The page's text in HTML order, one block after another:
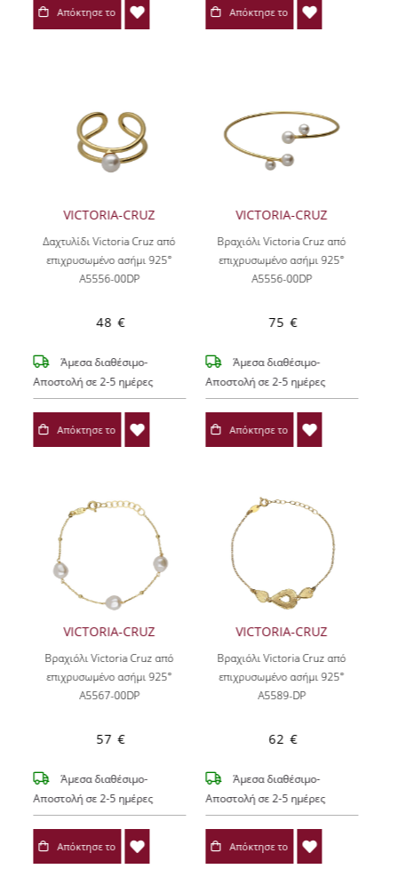
Απόκτησε το Απόκτησε το
VICTORIA-CRUZ
Δαχτυλίδι Victoria Cruz από
επιχρυσωμένο ασήμι 925°
A5556-00DP
48 €
Άμεσα διαθέσιμο-
Αποστολή σε 2-5 ημέρες
Απόκτησε το
VICTORIA-CRUZ
Βραχιόλι Victoria Cruz από
επιχρυσωμένο ασήμι 925°
A5556-00DP
75 €
Άμεσα διαθέσιμο-
Αποστολή σε 2-5 ημέρες
Απόκτησε το
VICTORIA-CRUZ
Βραχιόλι Victoria Cruz από
επιχρυσωμένο ασήμι 925°
A5567-00DP
57 €
Άμεσα διαθέσιμο-
Αποστολή σε 2-5 ημέρες
Απόκτησε το
VICTORIA-CRUZ
Βραχιόλι Victoria Cruz από
επιχρυσωμένο ασήμι 925°
A5589-DP
62 €
Άμεσα διαθέσιμο-
Αποστολή σε 2-5 ημέρες
Απόκτησε το